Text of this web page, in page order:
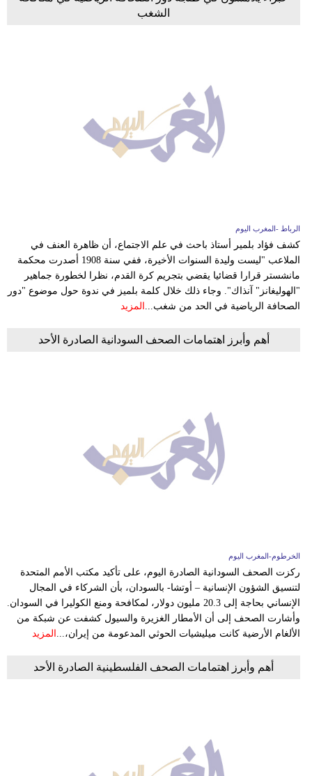
الشغب
الرباط -المغرب اليوم
كشف فؤاد بلمير أستاذ باحث في علم الاجتماع، أن ظاهرة العنف في
الملاعب "ليست وليدة السنوات الأخيرة، ففي سنة 1908 أصدرت محكمة
مانشستر قرارا قضائيا يقضي بتجريم كرة القدم، نظرا لخطورة جماهير
"الهوليغانز" آنذاك". وجاء ذلك خلال كلمة بلميز في ندوة حول موضوع "دور
الصحافة الرياضية في الحد من شغب... المزيد
أهم وأبرز اهتمامات الصحف السودانية الصادرة الأحد
الخرطوم-المغرب اليوم
ركزت الصحف السودانية الصادرة اليوم، على تأكيد مكتب الأمم المتحدة
لتنسيق الشؤون الإنسانية – أوتشا- بالسودان، بأن الشركاء في المجال
الإنساني بحاجة إلى 20.3 مليون دولار، لمكافحة ومنع الكوليرا في السودان.
وأشارت الصحف إلى أن الأمطار الغزيرة والسيول كشفت عن شبكة من
الألغام الأرضية كانت ميليشيات الحوثي المدعومة من إيران،... المزيد
أهم وأبرز اهتمامات الصحف الفلسطينية الصادرة الأحد